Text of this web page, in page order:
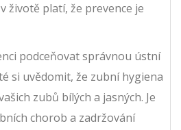
životě platí, že prevence je
podceňovat správnou ústní
si uvědomit, že zubní hygiena
zubů bílých a jasných. Je
chorob a zadržování